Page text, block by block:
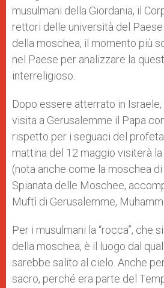
musulmani della Giordania, il
rettori delle università del
della moschea, il momento più
nel Paese per analizzare la
interreligioso.
Dopo essere atterrato in
visita a Gerusalemme il Papa
rispetto per i seguaci del
mattina del 12 maggio visiterà
(nota anche come la moschea di
Spianata delle Moschee,
Muftì di Gerusalemme,
Per i musulmani la “rocca”, che
della moschea, è il luogo dal
sarebbe salito al cielo. Anche
sacro, perché era parte del